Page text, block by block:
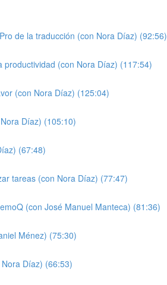
de la traducción (con Nora Díaz) (92:56)
(con Nora Díaz) (117:54)
(con Nora Díaz) (125:04)
Díaz) (105:10)
(67:48)
tareas (con Nora Díaz) (77:47)
(con José Manuel Manteca) (81:36)
Ménez) (75:30)
Díaz) (66:53)